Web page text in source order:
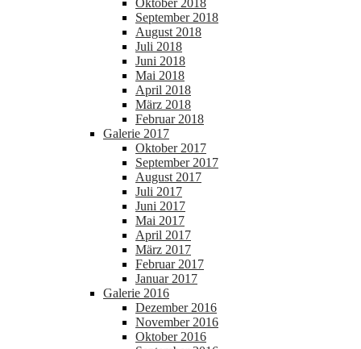
September 2018
August 2018
Juli 2018
Juni 2018
Mai 2018
April 2018
März 2018
Februar 2018
Galerie 2017
Oktober 2017
September 2017
August 2017
Juli 2017
Juni 2017
Mai 2017
April 2017
März 2017
Februar 2017
Januar 2017
Galerie 2016
Dezember 2016
November 2016
Oktober 2016